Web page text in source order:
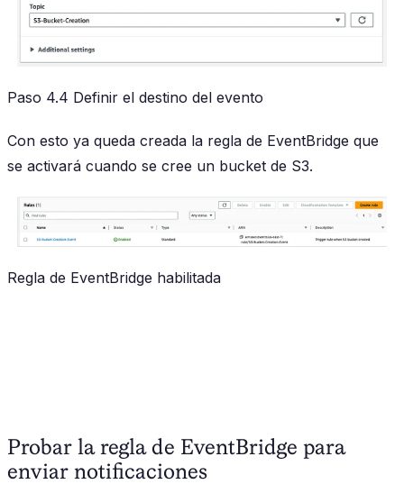
Paso 4.4 Definir el destino del evento
Con esto ya queda creada la regla de EventBridge que
se activará cuando se cree un bucket de S3.
Regla de EventBridge habilitada
Probar la regla de EventBridge para
enviar notificaciones